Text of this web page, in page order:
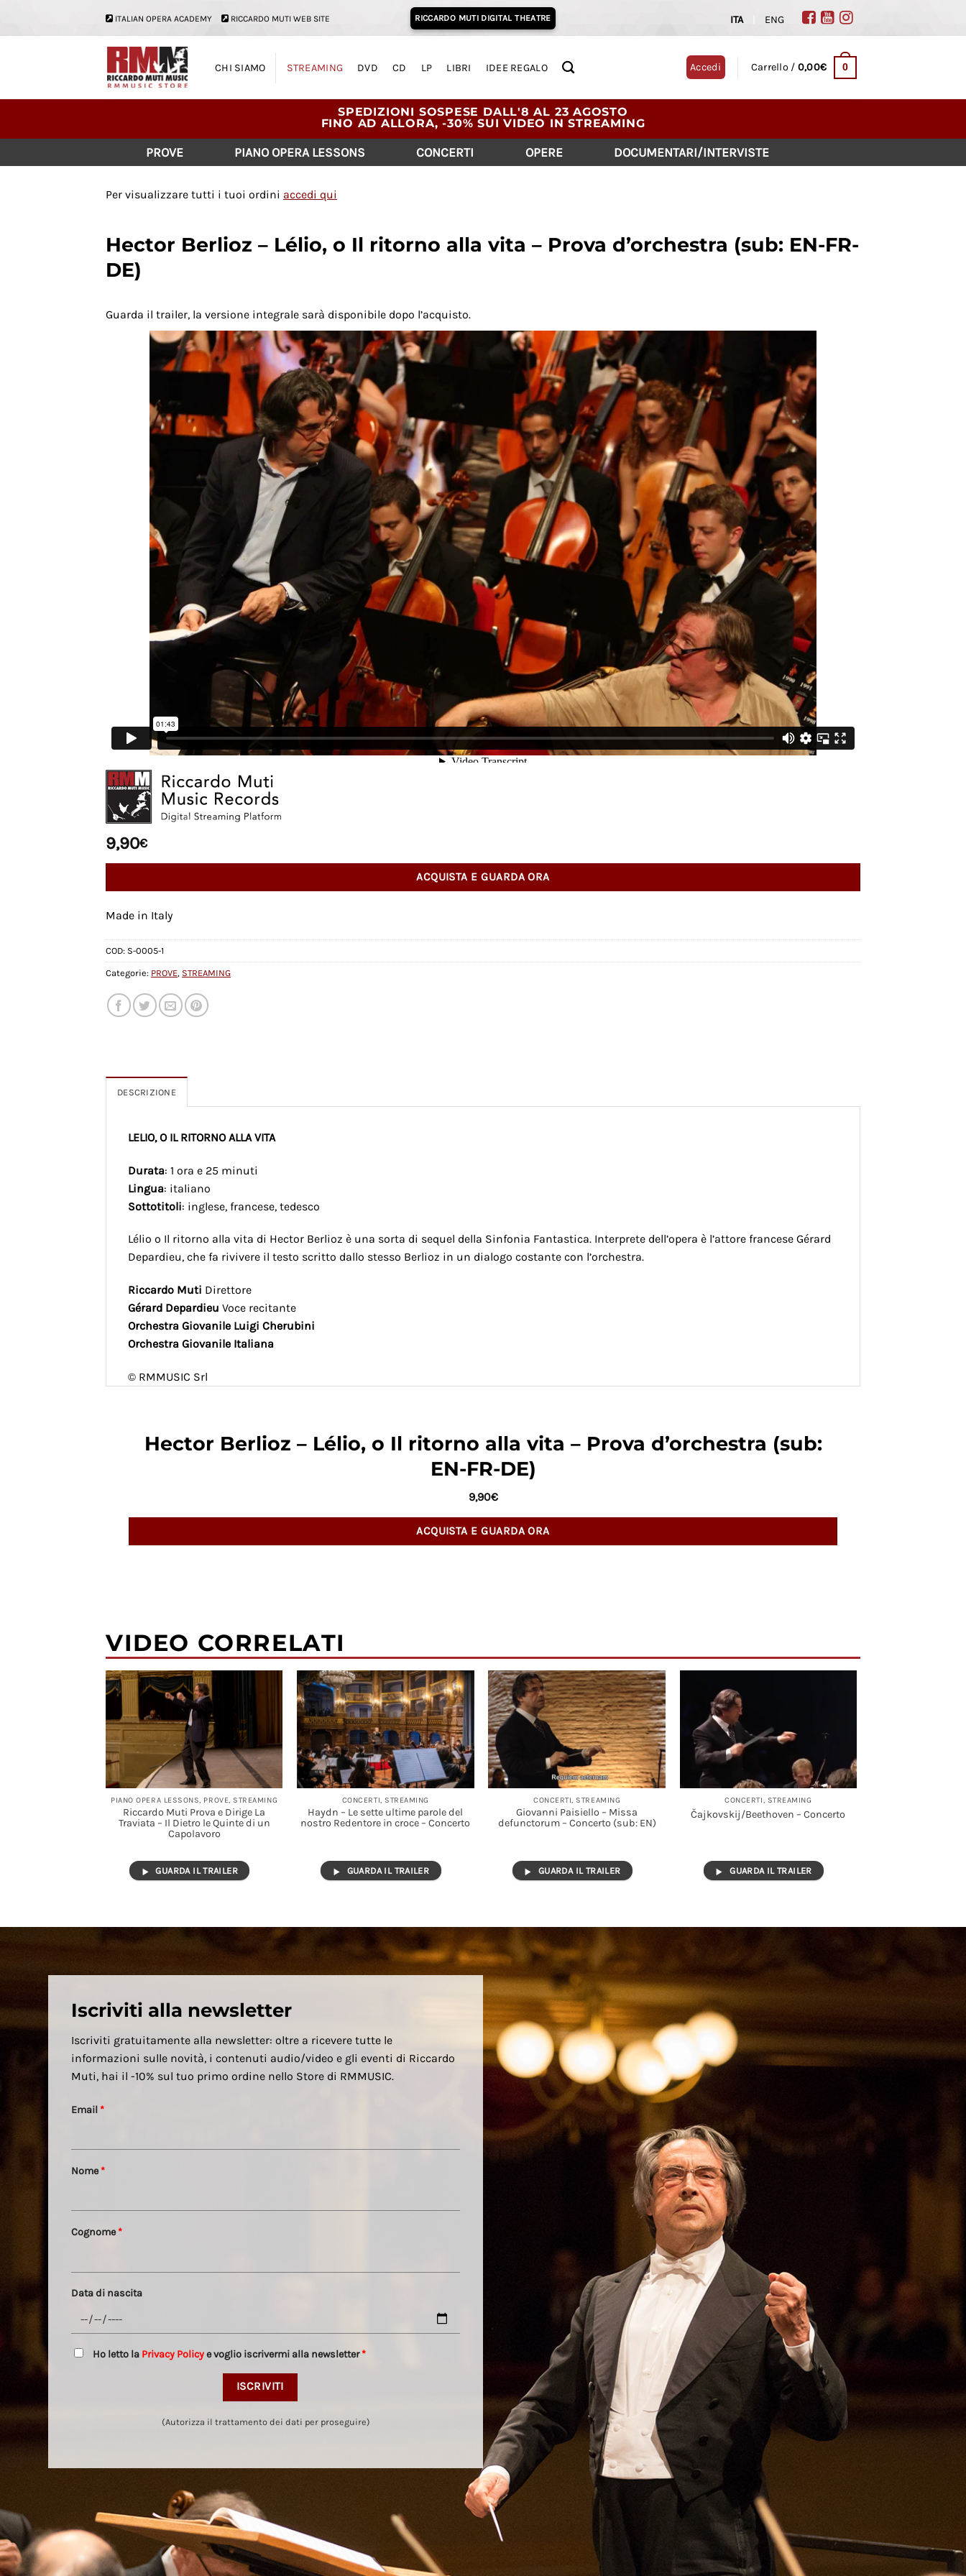
ITALIAN OPERA ACADEMY RICCARDO MUTI WEB SITE RICCARDO MUTI DIGITAL THEATRE ITA ENG
CHI SIAMO STREAMING DVD CD LP LIBRI IDEE REGALO Accedi Carrello / 0,00€ 0
SPEDIZIONI SOSPESE DALL'8 AL 23 AGOSTO
FINO AD ALLORA, -30% SUI VIDEO IN STREAMING
PROVE PIANO OPERA LESSONS CONCERTI OPERE DOCUMENTARI/INTERVISTE
Per visualizzare tutti i tuoi ordini accedi qui
Hector Berlioz – Lélio, o Il ritorno alla vita – Prova d’orchestra (sub: EN-FR-
DE)
Guarda il trailer, la versione integrale sarà disponibile dopo l’acquisto.
9,90€
ACQUISTA E GUARDA ORA
Made in Italy
COD: S-0005-1
Categorie: PROVE, STREAMING
DESCRIZIONE
LELIO, O IL RITORNO ALLA VITA
Durata: 1 ora e 25 minuti
Lingua: italiano
Sottotitoli: inglese, francese, tedesco
Lélio o Il ritorno alla vita di Hector Berlioz è una sorta di sequel della Sinfonia Fantastica. Interprete dell’opera è l’attore francese Gérard
Depardieu, che fa rivivere il testo scritto dallo stesso Berlioz in un dialogo costante con l’orchestra.
Riccardo Muti Direttore
Gérard Depardieu Voce recitante
Orchestra Giovanile Luigi Cherubini
Orchestra Giovanile Italiana
© RMMUSIC Srl
Hector Berlioz – Lélio, o Il ritorno alla vita – Prova d’orchestra (sub:
EN-FR-DE)
9,90€
ACQUISTA E GUARDA ORA
VIDEO CORRELATI
PIANO OPERA LESSONS, PROVE, STREAMING
Riccardo Muti Prova e Dirige La
Traviata – Il Dietro le Quinte di un
Capolavoro
GUARDA IL TRAILER
CONCERTI, STREAMING
Haydn – Le sette ultime parole del
nostro Redentore in croce – Concerto
GUARDA IL TRAILER
CONCERTI, STREAMING
Giovanni Paisiello – Missa
defunctorum – Concerto (sub: EN)
GUARDA IL TRAILER
CONCERTI, STREAMING
Čajkovskij/Beethoven – Concerto
GUARDA IL TRAILER
Iscriviti alla newsletter
Iscriviti gratuitamente alla newsletter: oltre a ricevere tutte le
informazioni sulle novità, i contenuti audio/video e gli eventi di Riccardo
Muti, hai il -10% sul tuo primo ordine nello Store di RMMUSIC.
Email*
Nome*
Cognome*
Data di nascita
Ho letto la Privacy Policye voglio iscrivermi alla newsletter*
(Autorizza il trattamento dei dati per proseguire)